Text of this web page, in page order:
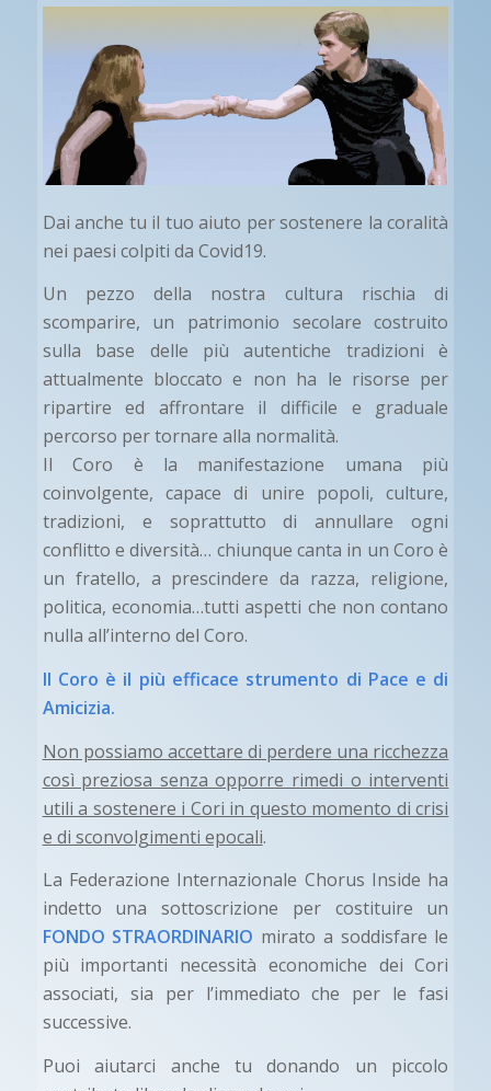
Dai anche tu il tuo aiuto per sostenere la coralità
nei paesi colpiti da Covid19.
Un pezzo della nostra cultura rischia di
scomparire, un patrimonio secolare costruito
sulla base delle più autentiche tradizioni è
attualmente bloccato e non ha le risorse per
ripartire ed affrontare il difficile e graduale
percorso per tornare alla normalità.
Il Coro è la manifestazione umana più
coinvolgente, capace di unire popoli, culture,
tradizioni, e soprattutto di annullare ogni
conflitto e diversità… chiunque canta in un Coro è
un fratello, a prescindere da razza, religione,
politica, economia…tutti aspetti che non contano
nulla all’interno del Coro.
Il Coro è il più efficace strumento di Pace e di
Amicizia.
Non possiamo accettare di perdere una ricchezza
così preziosa senza opporre rimedi o interventi
utili a sostenere i Cori in questo momento di crisi
e di sconvolgimenti epocali.
La Federazione Internazionale Chorus Inside ha
indetto una sottoscrizione per costituire un
FONDO STRAORDINARIO mirato a soddisfare le
più importanti necessità economiche dei Cori
associati, sia per l’immediato che per le fasi
successive.
Puoi aiutarci anche tu donando un piccolo